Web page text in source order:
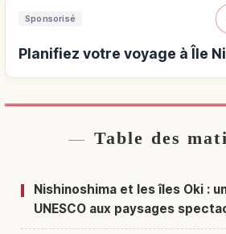
Sponsorisé
Planifiez votre voyage à Île
Hébergements près de Île
Activités à Île Nishi No
Table des
Nishinoshima et les îles Oki :
UNESCO aux paysages